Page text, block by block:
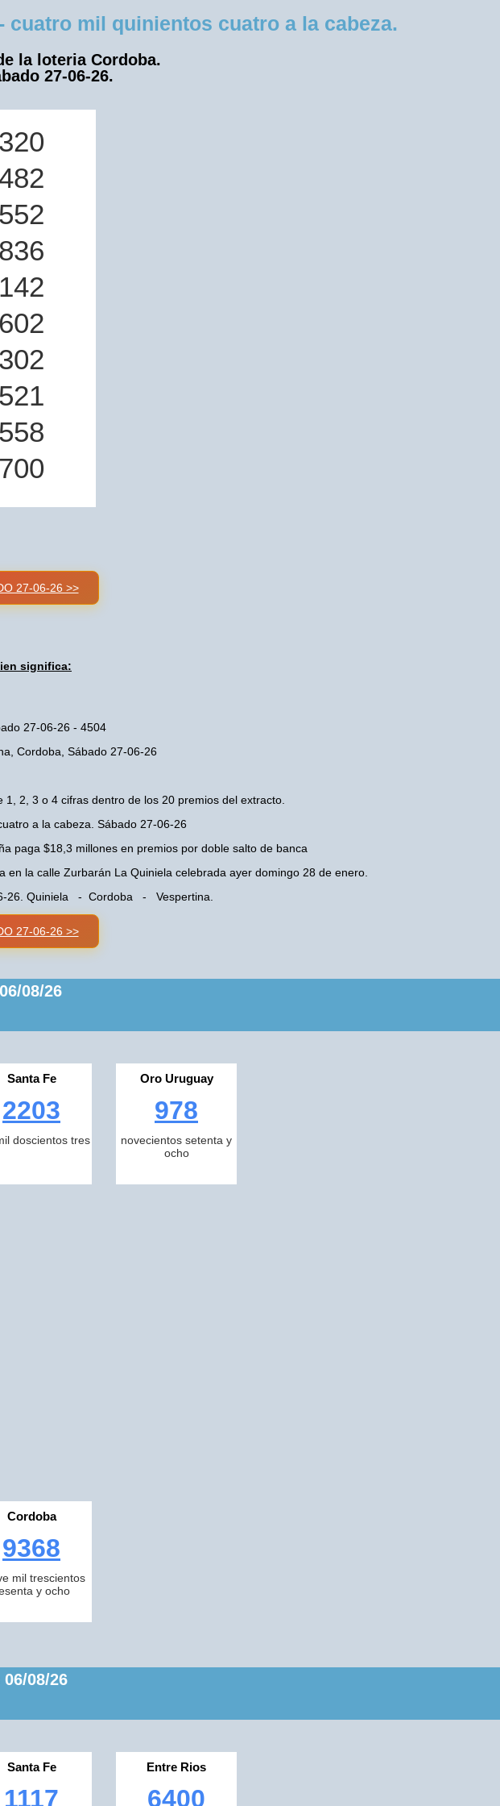
mil quinientos cuatro a la cabeza.
la loteria Cordoba.
27-06-26.
27-06-26 >>
significa:
27-06-26 - 4504
Cordoba, Sábado 27-06-26
2, 3 o 4 cifras dentro de los 20 premios del extracto.
a la cabeza. Sábado 27-06-26
paga $18,3 millones en premios por doble salto de banca
la calle Zurbarán La Quiniela celebrada ayer domingo 28 de enero.
26. Quiniela - Cordoba - Vespertina.
27-06-26 >>
08/26
Santa Fe
2203
doscientos tres
Oro Uruguay
978
novecientos setenta y
ocho
Cordoba
9368
mil trescientos
y ocho
08/26
Santa Fe
1117
Entre Rios
6400